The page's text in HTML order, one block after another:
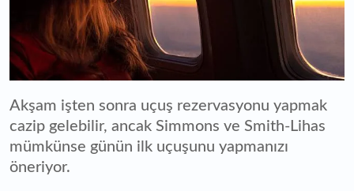
Akşam işten sonra uçuş rezervasyonu yapmak
cazip gelebilir, ancak Simmons ve Smith-Lihas
mümkünse günün ilk uçuşunu yapmanızı
öneriyor.